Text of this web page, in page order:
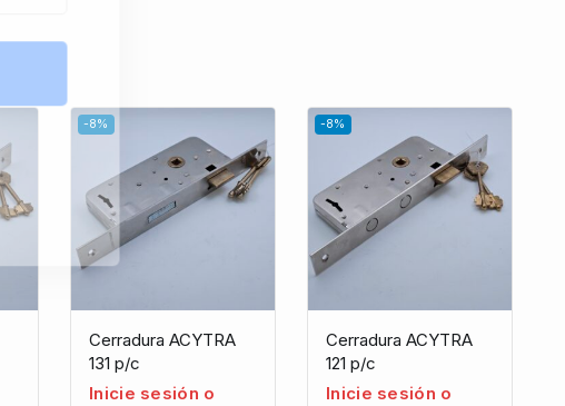
-8%
Cerradura ACYTRA
131 p/c
Inicie sesión o
-8%
Cerradura ACYTRA
121 p/c
Inicie sesión o